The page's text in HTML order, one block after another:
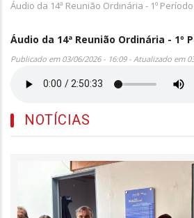
de
Áudio da 14ª Reunião Ordinária - 1º
Áudio da 14ª Reunião Ordinária - 1º
Publicado em 03/06/2026 - 16:09 - Atualizado em
NOTÍCIAS